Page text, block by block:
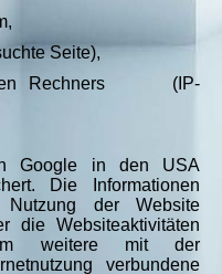
Seite),
Rechners (IP-
Google in den USA
Die Informationen
der Website
die Websiteaktivitäten
um weitere mit der
verbundene